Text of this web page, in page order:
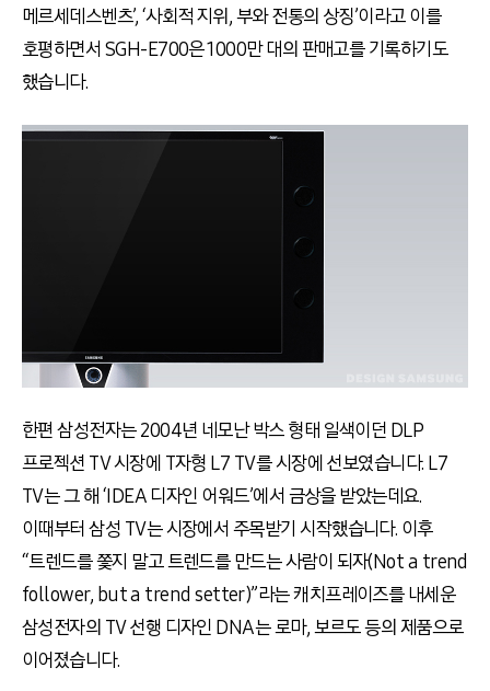
메르세데스벤츠’, ‘사회적 지위, 부와 전통의 상징’이라고 이를
호평하면서 SGH-E700은 1000만 대의 판매고를 기록하기도
했습니다.
한편 삼성전자는 2004년 네모난 박스 형태 일색이던 DLP
프로젝션 TV 시장에 T자형 L7 TV를 시장에 선보였습니다. L7
TV는 그 해 ‘IDEA 디자인 어워드’에서 금상을 받았는데요.
이때부터 삼성 TV는 시장에서 주목받기 시작했습니다. 이후
“트렌드를 쫓지 말고 트렌드를 만드는 사람이 되자(Not a trend
follower, but a trend setter)”라는 캐치프레이즈를 내세운
삼성전자의 TV 선행 디자인 DNA는 로마, 보르도 등의 제품으로
이어졌습니다.